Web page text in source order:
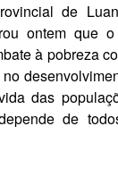
de
ontem que
à pobreza
das
de